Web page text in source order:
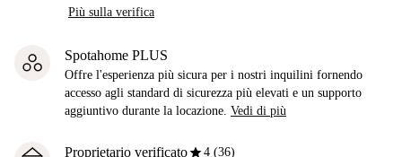
Più sulla verifica
Spotahome PLUS
Offre l'esperienza più sicura per i nostri inquilini fornendo
accesso agli standard di sicurezza più elevati e un supporto
aggiuntivo durante la locazione. Vedi di più
Proprietario verificatostar4 (36)